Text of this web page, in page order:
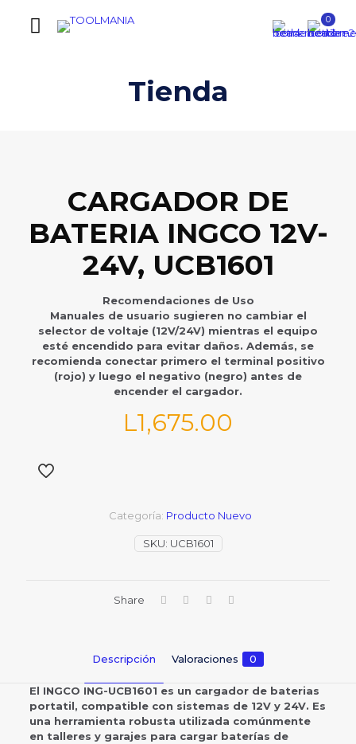
0
Tienda
CARGADOR DE
BATERIA INGCO 12V-
24V, UCB1601
Recomendaciones de Uso
Manuales de usuario sugieren no cambiar el
selector de voltaje (12V/24V) mientras el equipo
esté encendido para evitar daños. Además, se
recomienda conectar primero el terminal positivo
(rojo) y luego el negativo (negro) antes de
encender el cargador.
L1,675.00
SKU: UCB1601
Categoría: Producto Nuevo
Share
Descripción Valoraciones 0
El INGCO ING-UCB1601 es un cargador de baterias
portatil, compatible con sistemas de 12V y 24V. Es
una herramienta robusta utilizada comúnmente
en talleres y garajes para cargar baterías de